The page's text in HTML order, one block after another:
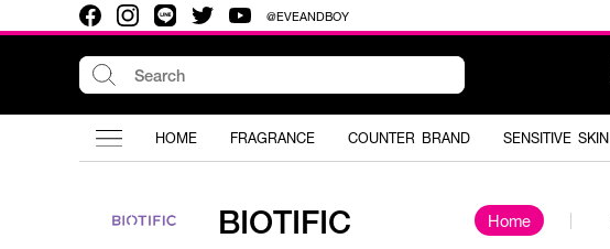
@EVEANDBOY
HOME FRAGRANCE COUNTER BRAND SENSITIVE SKIN
BIOTIFIC Home